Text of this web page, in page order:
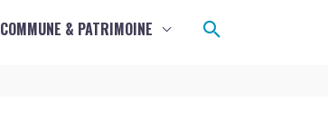
COMMUNE & PATRIMOINE Rechercher